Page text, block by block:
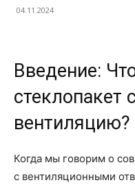
04.11.2024
Введение:
стеклопакет
вентиляцию?
Когда мы говорим о
с вентиляционными